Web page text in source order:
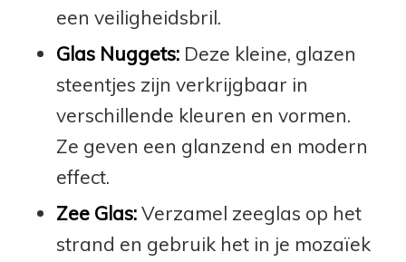
een veiligheidsbril.
Glas Nuggets:Deze kleine, glazen
steentjes zijn verkrijgbaar in
verschillende kleuren en vormen.
Ze geven een glanzend en modern
effect.
Zee Glas:Verzamel zeeglas op het
strand en gebruik het in je mozaïek